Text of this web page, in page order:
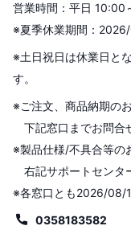
営業時間：平日 10:00
※夏季休業期間：
※土日祝日は休業日と
す
※ご注文、商品納期の
下記窓口までお問合
※製品仕様/不具合等の
右記サポートセンタ
※各窓口とも2026/08/
0358183582